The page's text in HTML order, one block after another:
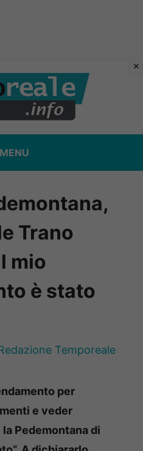
MENU
Trano
mio
è stato
Temporeale
per
e veder
Pedemontana di